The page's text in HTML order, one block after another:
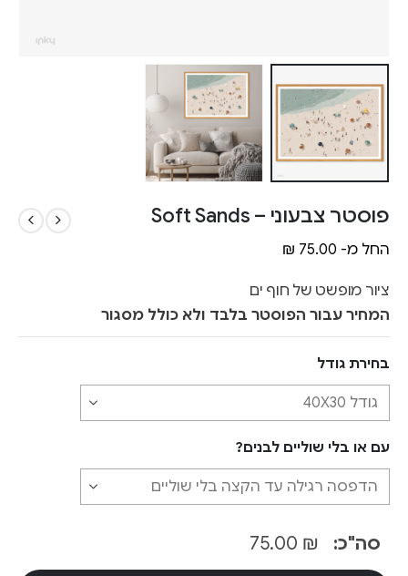
פוסטר צבעוני – Soft Sands
החל מ- ₪ 75.00
ציור מופשט של חוף ים
המחיר עבור הפוסטר בלבד ולא כולל מסגור
בחירת גודל
עם או בלי שוליים לבנים?
סה"כ: ₪